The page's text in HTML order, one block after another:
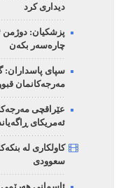
دیداری کرد
پزشکیان: دوژمن
چارەسەر بکەن
سپای پاسداران:
مەرجەکانمان
عێراقچی
ئەمریکای
کاولکاری لە
سعوودی